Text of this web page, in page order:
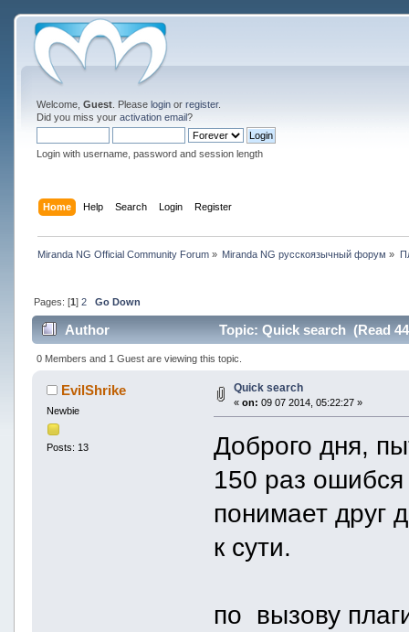
Welcome, Guest. Please loginor register.
Did you miss your activation email?
Login with username, password and session length
Home Help Search Login Register
Miranda NG Official Community Forum» Miranda NG русскоязычный форум »
Pages: [1] 2 Go Down
Author Topic: Quick search (Read
0 Members and 1 Guest are viewing this topic.
EvilShrike
Newbie
Posts: 13
Quick search
« on: 09 07 2014, 05:22:27 »
Доброго дня,
150 раз ошибся
понимает друг
к сути.
по вызову